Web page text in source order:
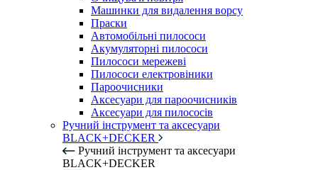
Машинки для видалення ворсу
Праски
Автомобільні пилососи
Акумуляторні пилососи
Пилососи мережеві
Пилососи електровіники
Пароочисники
Аксесуари для пароочисників
Аксесуари для пилососів
Ручний інструмент та аксесуари
BLACK+DECKER
Ручний інструмент та аксесуари
BLACK+DECKER